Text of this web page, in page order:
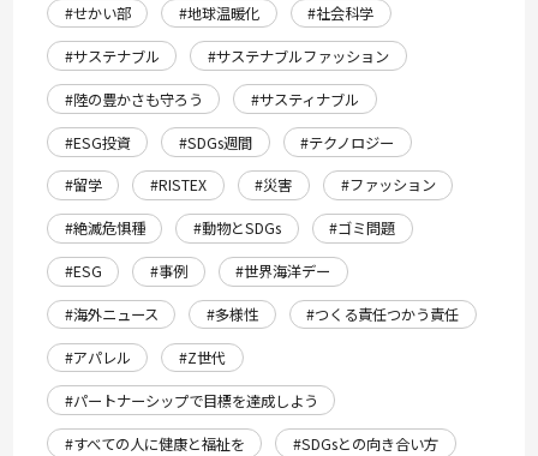
#せかい部
#地球温暖化
#社会科学
#サステナブル
#サステナブルファッション
#陸の豊かさも守ろう
#サスティナブル
#ESG投資
#SDGs週間
#テクノロジー
#留学
#RISTEX #災害
#ファッション
#絶滅危惧種
#動物とSDGs
#ゴミ問題
#ESG
#事例
#世界海洋デー
#海外ニュース
#多様性
#つくる責任つかう責任
#アパレル
#Z世代
#パートナーシップで目標を達成しよう
#すべての人に健康と福祉を
#SDGsとの向き合い方